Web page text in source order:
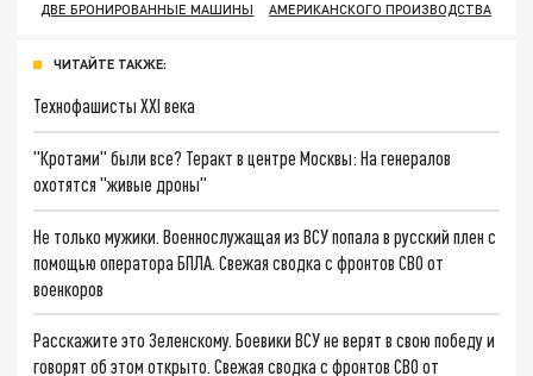
ДВЕ БРОНИРОВАННЫЕ МАШИНЫ
АМЕРИКАНСКОГО ПРОИЗВОДСТВА
ЧИТАЙТЕ ТАКЖЕ:
Технофашисты XXI века
"Кротами" были все? Теракт в центре Москвы: На генералов
охотятся "живые дроны"
Не только мужики. Военнослужащая из ВСУ попала в русский плен с
помощью оператора БПЛА. Свежая сводка с фронтов СВО от
военкоров
Расскажите это Зеленскому. Боевики ВСУ не верят в свою победу и
говорят об этом открыто. Свежая сводка с фронтов СВО от